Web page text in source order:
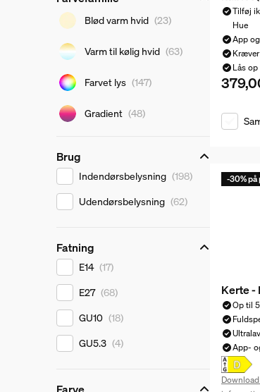
Farvefamilie
Blød varm hvid (23)
Varm til kølig hvid (63)
Farvet lys (147)
Gradient (48)
Brug
BrugIndendørsbelysning (198)
Udendørsbelysning (62)
Fatning
Fatning
E14 (17)
E27 (68)
GU10 (18)
GU5.3 (4)
Tilføj
Hue
App
Lås
-30%
Kerte -
Op til
App-